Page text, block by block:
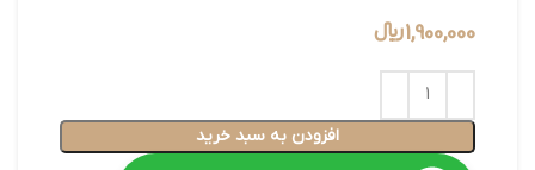
1,900,000﷼
افزودن به سبد خرید